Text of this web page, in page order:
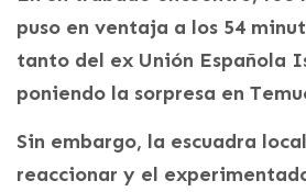
puso en ventaja a los 54
tanto del ex Unión Española
poniendo la sorpresa en
Sin embargo, la escuadra
reaccionar y el